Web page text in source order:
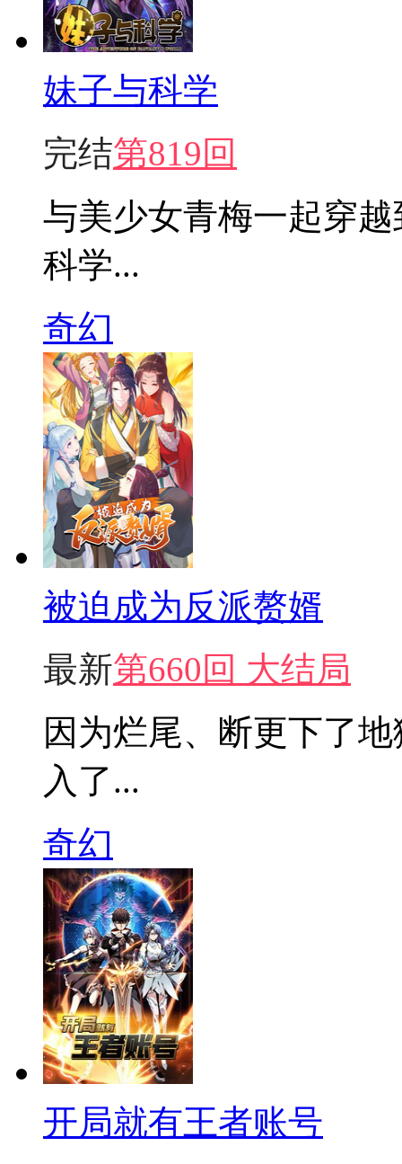
妹子与科学
完结第819回
与美少女青梅一起穿
科学...
奇幻
被迫成为反派赘婿
最新第660回 大结局
因为烂尾、断更下了
入了...
奇幻
开局就有王者账号